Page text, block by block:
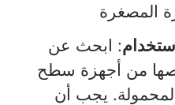
المصغرة
: ابحث عن
من أجهزة سطح
يجب أن